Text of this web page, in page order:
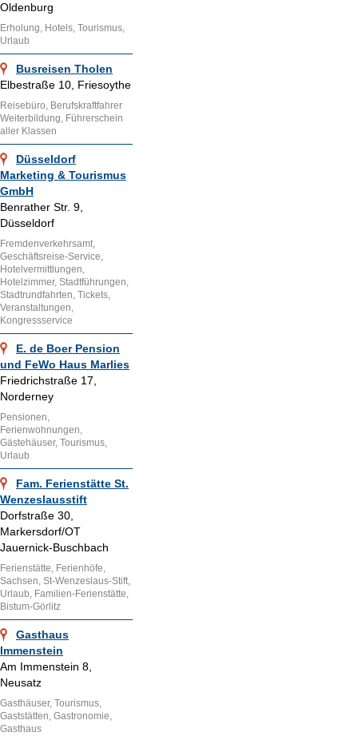
Oldenburg
Erholung, Hotels, Tourismus,
Urlaub
Busreisen Tholen
Elbestraße 10, Friesoythe
Reisebüro, Berufskraftfahrer
Weiterbildung, Führerschein
aller Klassen
Düsseldorf
Marketing & Tourismus
GmbH
Benrather Str. 9,
Düsseldorf
Fremdenverkehrsamt,
Geschäftsreise-Service,
Hotelvermittlungen,
Hotelzimmer, Stadtführungen,
Stadtrundfahrten, Tickets,
Veranstaltungen,
Kongressservice
E. de Boer Pension
und FeWo Haus Marlies
Friedrichstraße 17,
Norderney
Pensionen,
Ferienwohnungen,
Gästehäuser, Tourismus,
Urlaub
Fam. Ferienstätte St.
Wenzeslausstift
Dorfstraße 30,
Markersdorf/OT
Jauernick-Buschbach
Ferienstätte, Ferienhöfe,
Sachsen, St-Wenzeslaus-Stift,
Urlaub, Familien-Ferienstätte,
Bistum-Görlitz
Gasthaus
Immenstein
Am Immenstein 8,
Neusatz
Gasthäuser, Tourismus,
Gaststätten, Gastronomie,
Gasthaus